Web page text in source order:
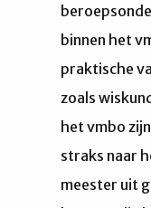
binnen het
praktische
zoals
het vmbo
straks naar
meester uit